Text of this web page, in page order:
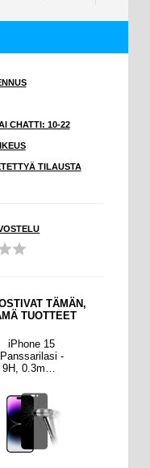
CHATTI: 10-22
TILAUSTA
TÄMÄN,
TUOTTEET
iPhone 15
Panssarilasi -
9H, 0.3mm -
uoja